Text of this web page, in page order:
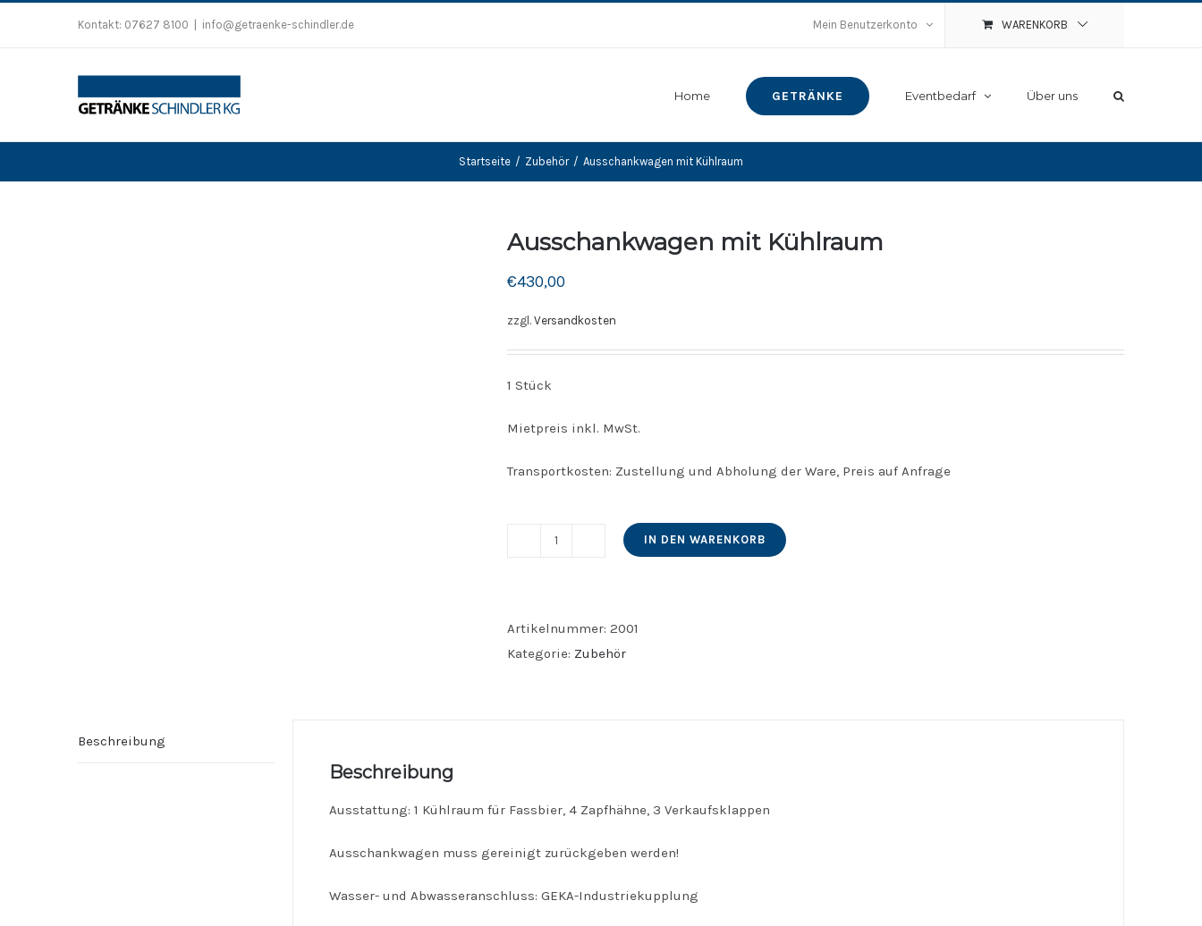
Kontakt: 07627 8100 info@getraenke-schindler.de Mein Benutzerkonto WARENKORB
Home GETRÄNKE Eventbedarf Über uns
Startseite / Zubehör / Ausschankwagen mit Kühlraum
Ausschankwagen mit Kühlraum
€430,00
zzgl. Versandkosten
1 Stück
Mietpreis inkl. MwSt.
Transportkosten: Zustellung und Abholung der Ware, Preis auf Anfrage
Ausschankwagen
Menge
IN DEN WARENKORB
Artikelnummer: 2001
Kategorie: Zubehör
Beschreibung
Beschreibung
Ausstattung: 1 Kühlraum für Fassbier, 4 Zapfhähne, 3 Verkaufsklappen
Ausschankwagen muss gereinigt zurückgeben werden!
Wasser- und Abwasseranschluss: GEKA-Industriekupplung